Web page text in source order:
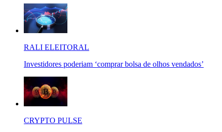
RALI ELEITORAL
Investidores poderiam ‘comprar bolsa de olhos vendados’
CRYPTO PULSE